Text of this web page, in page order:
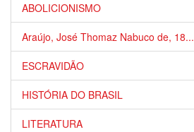
ABOLICIONISMO
Araújo, José Thomaz Nabuco de, 18...
ESCRAVIDÃO
HISTÓRIA DO BRASIL
LITERATURA